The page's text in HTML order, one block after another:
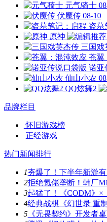
元气骑士
伏魔传 08-10
盗墓
原神
三国戏
苍翼
诺亚
仙山小农
QQ炫舞2
品牌栏目
怀旧游戏榜
正经游戏
热门新闻排行
1夯爆了！下半年新游
2拒绝氪佬垄断！韩厂
3起猛了！《CODM》×
4经典战棋《幻世录 重
5 《无畏契约》开发者